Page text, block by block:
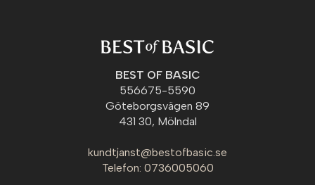
BEST OF BASIC
556675-5590
Göteborgsvägen 89
431 30, Mölndal
kundtjanst@bestofbasic.se
Telefon: 0736005060